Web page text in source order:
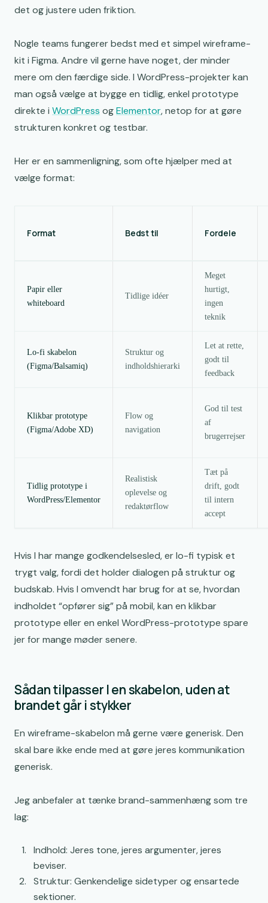
det og justere uden friktion.
Nogle teams fungerer bedst med et simpel wireframe-
kit i Figma. Andre vil gerne have noget, der minder
mere om den færdige side. I WordPress-projekter kan
man også vælge at bygge en tidlig, enkel prototype
direkte i WordPress ogElementor, netop for at gøre
strukturen konkret og testbar.
Her er en sammenligning, som ofte hjælper med at
vælge format:
Format Bedst til Fordele
Papir eller
whiteboard
Tidlige idéer
Meget
hurtigt,
ingen
teknik
Lo-fi skabelon
(Figma/Balsamiq)
Struktur og
indholdshierarki
Let at rette,
godt til
feedback
Klikbar prototype
(Figma/Adobe XD)
Flow og
navigation
God til test
af
brugerrejser
Tidlig prototype i
WordPress/Elementor
Realistisk
oplevelse og
redaktørflow
Tæt på
drift, godt
til intern
accept
Hvis I har mange godkendelsesled, er lo-fi typisk et
trygt valg, fordi det holder dialogen på struktur og
budskab. Hvis I omvendt har brug for at se, hvordan
indholdet “opfører sig” på mobil, kan en klikbar
prototype eller en enkel WordPress-prototype spare
jer for mange møder senere.
Sådan tilpasser I en skabelon, uden at
brandet går i stykker
En wireframe-skabelon må gerne være generisk. Den
skal bare ikke ende med at gøre jeres kommunikation
generisk.
Jeg anbefaler at tænke brand-sammenhæng som tre
lag:
Indhold: Jeres tone, jeres argumenter, jeres
beviser.
Struktur: Genkendelige sidetyper og ensartede
sektioner.